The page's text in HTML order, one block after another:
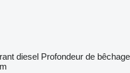
diesel Profondeur de bêchage